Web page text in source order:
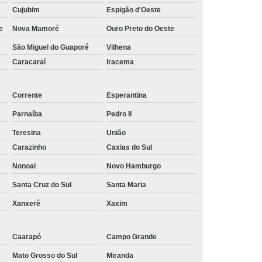
quanto custa tela freshnet Tobias Barreto
tela freshnet Cidade Universitária
tela aluminet para plantas São Gabriel da Palha
empresa de tela de sombrite Colinas do Tocantins
quanto custa tela sombreamento freshnet Joinville
quanto custa tela de sombrite João Pessoa
quanto custa tela clarinet para plantas Lagoa
empresa de tela polysombra Ponta Porã
empresa de tela de proteção redutora térmica Caxias do
tela anti pássaro Aparecida de Goiânia
Cujubim Espigão d'Oeste
Nova Mamoré Ouro Preto do Oeste
São Miguel do Guaporé
Vilhena
Caracaraí Iracema
Corrente Esperantina
Parnaíba Pedro II
Teresina
União
Carazinho Caxias do Sul
Nonoai Novo Hamburgo
Santa Cruz do Sul Santa Maria
Xanxerê Xaxim
Caarapó Campo Grande
Mato Grosso do Sul Miranda